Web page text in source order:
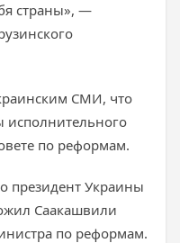
страны», —
СМИ, что
исполнительного
по реформам.
президент Украины
Саакашвили
по реформам.